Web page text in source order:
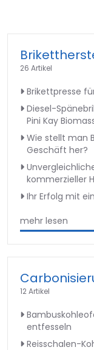
26 Artikel
Brikettpresse
Diesel-
Pini Kay
Wie stellt man
Geschäft her?
kommerzieller
Ihr Erfolg mit
mehr lesen
12 Artikel
entfesseln
Reisschalen-